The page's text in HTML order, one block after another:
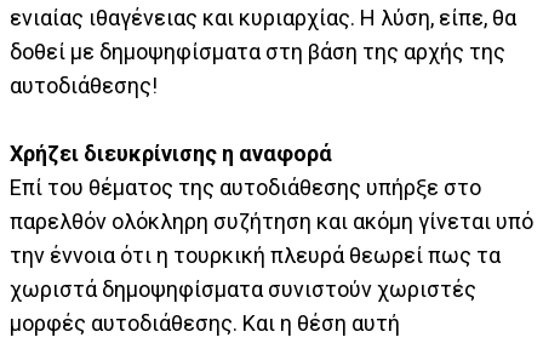
ενιαίας ιθαγένειας και κυριαρχίας. Η λύση, είπε, θα
δοθεί με δημοψηφίσματα στη βάση της αρχής της
αυτοδιάθεσης!
Χρήζει διευκρίνισης η αναφορά
Επί του θέματος της αυτοδιάθεσης υπήρξε στο
παρελθόν ολόκληρη συζήτηση και ακόμη γίνεται υπό
την έννοια ότι η τουρκική πλευρά θεωρεί πως τα
χωριστά δημοψηφίσματα συνιστούν χωριστές
μορφές αυτοδιάθεσης. Και η θέση αυτή